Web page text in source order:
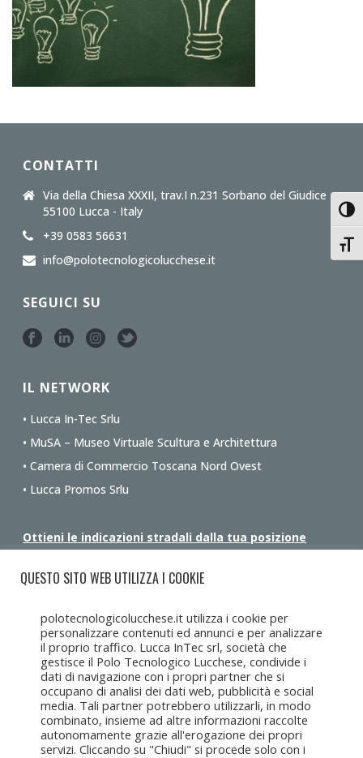
CONTATTI
Via della Chiesa XXXII, trav.I n.231 Sorbano del Giudice
55100 Lucca - Italy
+39 0583 56631
info@polotecnologicolucchese.it
SEGUICI SU
IL NETWORK
• Lucca In-Tec Srlu
• MuSA – Museo Virtuale Scultura e Architettura
• Camera di Commercio Toscana Nord Ovest
• Lucca Promos Srlu
Ottieni le indicazioni stradali dalla tua posizione
QUESTO SITO WEB UTILIZZA I COOKIE
polotecnologicolucchese.it utilizza i cookie per
personalizzare contenuti ed annunci e per analizzare
il proprio traffico. Lucca InTec srl, società che
gestisce il Polo Tecnologico Lucchese, condivide i
dati di navigazione con i propri partner che si
occupano di analisi dei dati web, pubblicità e social
media. Tali partner potrebbero utilizzarli, in modo
combinato, insieme ad altre informazioni raccolte
autonomamente grazie all'erogazione dei propri
servizi. Cliccando su "Chiudi" si procede solo con i